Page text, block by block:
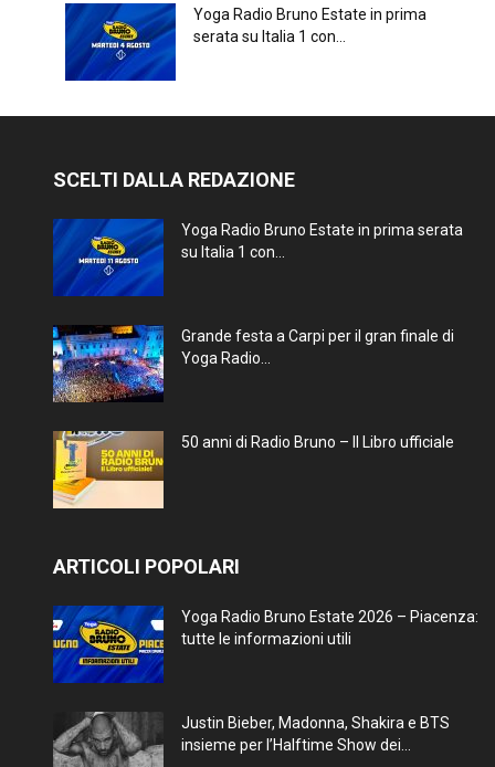
Yoga Radio Bruno Estate in prima
serata su Italia 1 con...
SCELTI DALLA REDAZIONE
Yoga Radio Bruno Estate in prima serata
su Italia 1 con...
Grande festa a Carpi per il gran finale di
Yoga Radio...
50 anni di Radio Bruno – Il Libro ufficiale
ARTICOLI POPOLARI
Yoga Radio Bruno Estate 2026 – Piacenza:
tutte le informazioni utili
Justin Bieber, Madonna, Shakira e BTS
insieme per l’Halftime Show dei...